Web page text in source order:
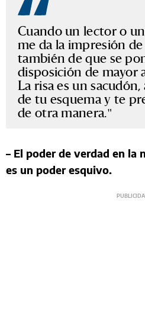
Cuando un lector o
me da la impresión
también de que se
disposición de mayor
La risa es un sacudón,
de tu esquema y te
de otra manera.
– El poder de verdad en la
es un poder esquivo.